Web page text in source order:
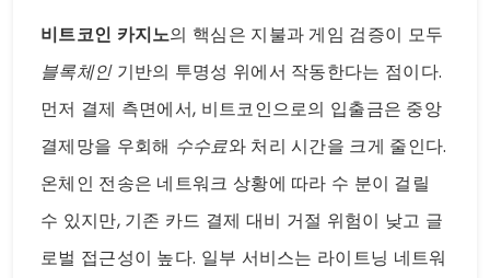
비트코인 카지노의 핵심은 지불과 게임 검증이 모두
블록체인기반의 투명성 위에서 작동한다는 점이다.
먼저 결제 측면에서, 비트코인으로의 입출금은 중앙
결제망을 우회해 수수료와 처리 시간을 크게 줄인다.
온체인 전송은 네트워크 상황에 따라 수 분이 걸릴
수 있지만, 기존 카드 결제 대비 거절 위험이 낮고 글
로벌 접근성이 높다. 일부 서비스는 라이트닝 네트워